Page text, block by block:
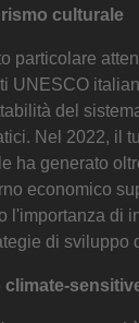
culturale
particolare
UNESCO
del
Nel 2022, il
ha generato
economico
l'importanza di
di sviluppo